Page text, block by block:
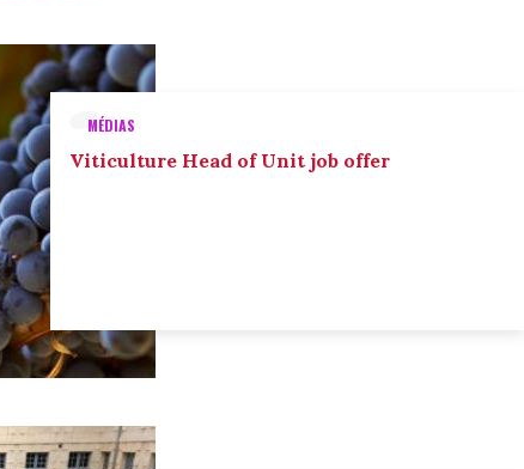
MÉDIAS
Viticulture Head of Unit job offer